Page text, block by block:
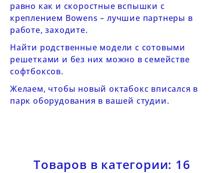
равно как и скоростные вспышки с
креплением Bowens – лучшие партнеры в
работе, заходите.
Найти родственные модели с сотовыми
решетками и без них можно всемействе
софтбоксов.
Желаем, чтобы новый октабокс вписался в
парк оборудования в вашей студии.
Товаров в категории: 16